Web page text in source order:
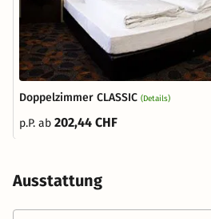
Doppelzimmer CLASSIC (Details)
p.P. ab 202,44 CHF
Ausstattung